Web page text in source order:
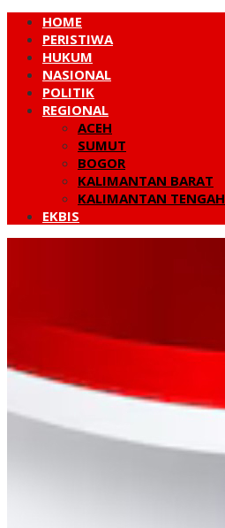
HOME
PERISTIWA
HUKUM
NASIONAL
POLITIK
REGIONAL
ACEH
SUMUT
BOGOR
KALIMANTAN BARAT
KALIMANTAN TENGAH
EKBIS